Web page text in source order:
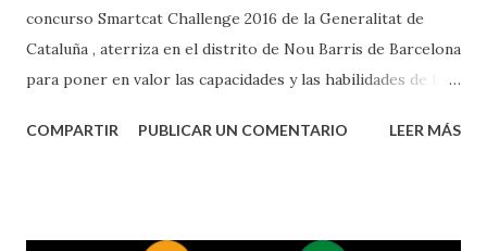
concurso Smartcat Challenge 2016 de la Generalitat de
Cataluña , aterriza en el distrito de Nou Barris de Barcelona
para poner en valor las capacidades y las habilidades de los
con el Ayuntamiento de Barcelona y conjuntamente con
COMPARTIR PUBLICAR UN COMENTARIO LEER MÁS